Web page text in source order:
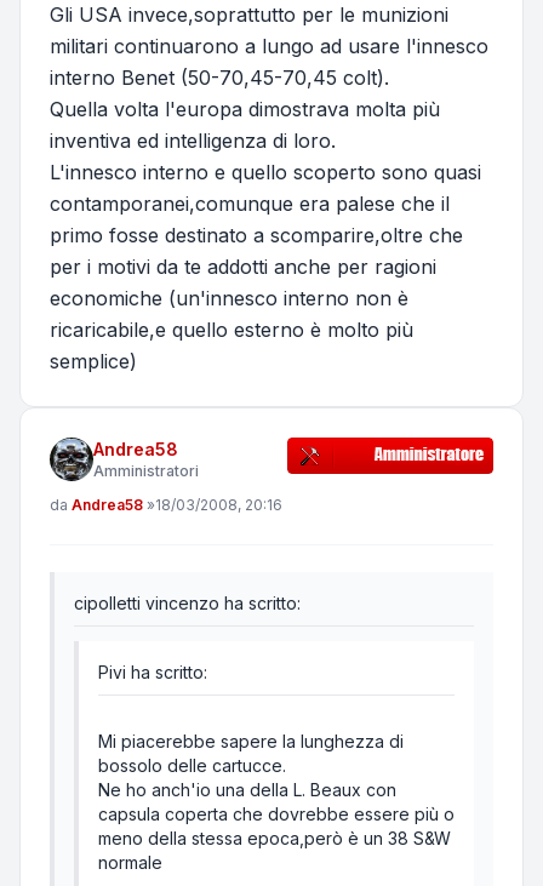
Gli USA invece,soprattutto per le munizioni
militari continuarono a lungo ad usare l'innesco
interno Benet (50-70,45-70,45 colt).
Quella volta l'europa dimostrava molta più
inventiva ed intelligenza di loro.
L'innesco interno e quello scoperto sono quasi
contamporanei,comunque era palese che il
primo fosse destinato a scomparire,oltre che
per i motivi da te addotti anche per ragioni
economiche (un'innesco interno non è
ricaricabile,e quello esterno è molto più
semplice)
Andrea58
Amministratori
Messaggio
da Andrea58 »18/03/2008, 20:16
cipolletti vincenzo ha scritto:
Pivi ha scritto:
Mi piacerebbe sapere la lunghezza di
bossolo delle cartucce.
Ne ho anch'io una della L. Beaux con
capsula coperta che dovrebbe essere più o
meno della stessa epoca,però è un 38 S&W
normale